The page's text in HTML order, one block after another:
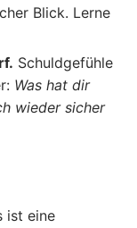
Blick. Lerne
Schuldgefühle
Was hat dir
wieder sicher
ist eine